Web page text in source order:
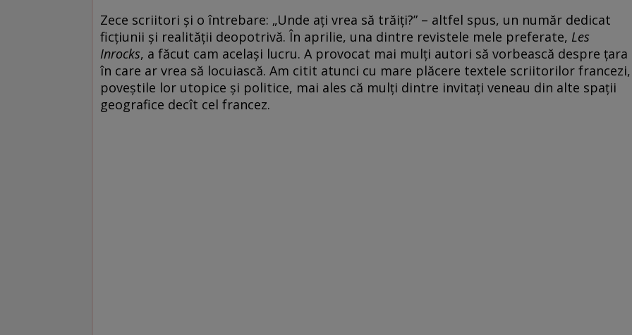
Zece scriitori și o întrebare: „Unde ați vrea să trăiți?” – altfel spus, un număr dedicat
ficțiunii și realității deopotrivă. În aprilie, una dintre revistele mele preferate, Les
Inrocks, a făcut cam același lucru. A provocat mai mulți autori să vorbească despre țara
în care ar vrea să locuiască. Am citit atunci cu mare plăcere textele scriitorilor francezi,
poveștile lor utopice și politice, mai ales că mulți dintre invitați veneau din alte spații
geografice decît cel francez.